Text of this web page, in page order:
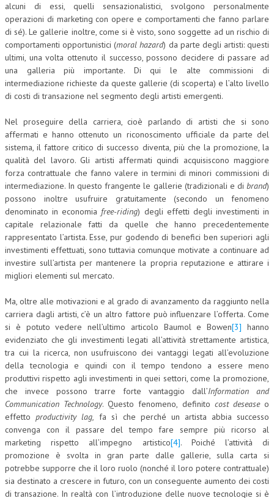
alcuni di essi, quelli sensazionalistici, svolgono personalmente
operazioni di marketing con opere e comportamenti che fanno parlare
di sé). Le gallerie inoltre, come si è visto, sono soggette ad un rischio di
comportamenti opportunistici (moral hazard) da parte degli artisti: questi
ultimi, una volta ottenuto il successo, possono decidere di passare ad
una galleria più importante. Di qui le alte commissioni di
intermediazione richieste da queste gallerie (di scoperta) e l’alto livello
di costi di transazione nel segmento degli artisti emergenti.
Nel proseguire della carriera, cioè parlando di artisti che si sono
affermati e hanno ottenuto un riconoscimento ufficiale da parte del
sistema, il fattore critico di successo diventa, più che la promozione, la
qualità del lavoro. Gli artisti affermati quindi acquisiscono maggiore
forza contrattuale che fanno valere in termini di minori commissioni di
intermediazione. In questo frangente le gallerie (tradizionali e di brand)
possono inoltre usufruire gratuitamente (secondo un fenomeno
denominato in economia free-riding) degli effetti degli investimenti in
capitale relazionale fatti da quelle che hanno precedentemente
rappresentato l’artista. Esse, pur godendo di benefici ben superiori agli
investimenti effettuati, sono tuttavia comunque motivate a continuare ad
investire sull’artista per mantenere la propria reputazione e attirare i
migliori elementi sul mercato.
Ma, oltre alle motivazioni e al grado di avanzamento da raggiunto nella
carriera dagli artisti, c’è un altro fattore può influenzare l’offerta. Come
si è potuto vedere nell’ultimo articolo Baumol e Bowen[3] hanno
evidenziato che gli investimenti legati all’attività strettamente artistica,
tra cui la ricerca, non usufruiscono dei vantaggi legati all’evoluzione
della tecnologia e quindi con il tempo tendono a essere meno
produttivi rispetto agli investimenti in quei settori, come la promozione,
che invece possono trarre forte vantaggio dall’Information and
Communication Technology. Questo fenomeno, definito cost deseaseo
effettoproductivity lag, fa sì che perché un artista abbia successo
convenga con il passare del tempo fare sempre più ricorso al
marketing rispetto all’impegno artistico[4]. Poiché l’attività di
promozione è svolta in gran parte dalle gallerie, sulla carta si
potrebbe supporre che il loro ruolo (nonché il loro potere contrattuale)
sia destinato a crescere in futuro, con un conseguente aumento dei costi
di transazione. In realtà con l’introduzione delle nuove tecnologie si è